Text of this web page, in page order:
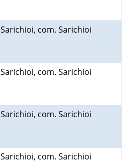
Sarichioi, com. Sarichioi
Sarichioi, com. Sarichioi
Sarichioi, com. Sarichioi
Sarichioi, com. Sarichioi